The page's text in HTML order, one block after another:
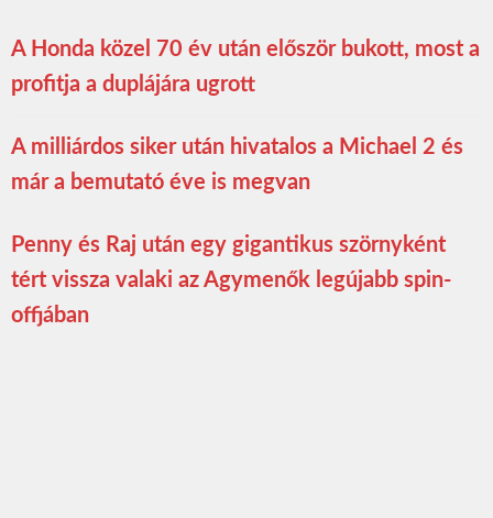
A Honda közel 70 év után először bukott, most a
profitja a duplájára ugrott
A milliárdos siker után hivatalos a Michael 2 és
már a bemutató éve is megvan
Penny és Raj után egy gigantikus szörnyként
tért vissza valaki az Agymenők legújabb spin-
offjában